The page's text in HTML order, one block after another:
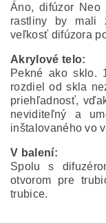
Áno, difúzor
rastliny by mali
veľkosť difúzora
Akrylové telo:
Pekné ako sklo.
rozdiel od skla
priehľadnosť,
neviditeľný a
inštalovaného vo
V balení:
Spolu s
otvorom pre
trubice.